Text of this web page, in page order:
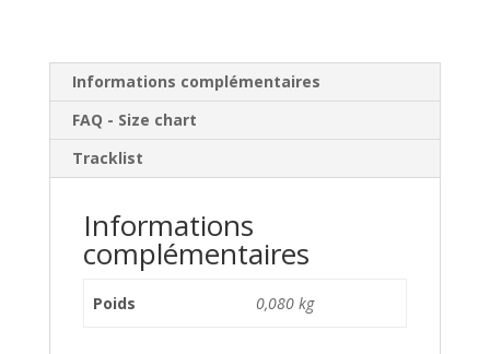
Informations complémentaires
FAQ - Size chart
Tracklist
Informations
complémentaires
Poids 0,080 kg